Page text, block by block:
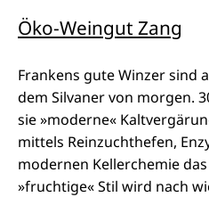
Öko-Weingut Zang
Frankens gute Winzer sind
dem Silvaner von morgen.
sie »moderne«
mittels Reinzuchthefen,
modernen Kellerchemie
»fruchtige« Stil wird nach